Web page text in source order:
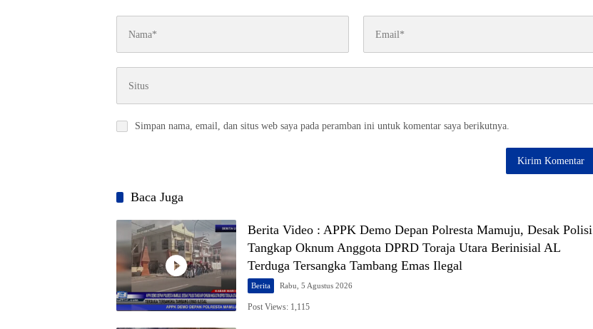
Simpan nama, email, dan situs web saya pada peramban ini untuk komentar saya berikutnya.
Baca Juga
Berita Video : APPK Demo Depan Polresta Mamuju, Desak Polisi
Tangkap Oknum Anggota DPRD Toraja Utara Berinisial AL
Terduga Tersangka Tambang Emas Ilegal
Berita Rabu, 5 Agustus 2026
Post Views: 1,115